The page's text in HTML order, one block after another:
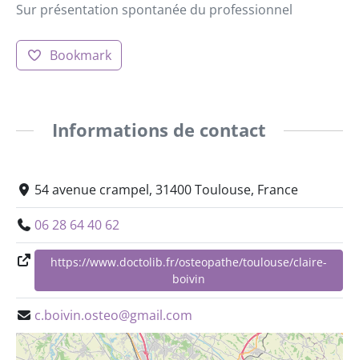
Sur présentation spontanée du professionnel
Bookmark
Informations de contact
54 avenue crampel, 31400 Toulouse, France
06 28 64 40 62
https://www.doctolib.fr/osteopathe/toulouse/claire-
boivin
c.boivin.osteo@gmail.com